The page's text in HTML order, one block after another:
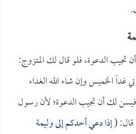
تجيب الدعوة، فلو قال لك المتزوج:
غداً الخميس وإن شاء الله الغداء
فيسن لك أن تجيب الدعوة؛ لأن رسول
قال: (إذا دعي أحدكم إلى وليمة